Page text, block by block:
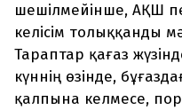
шешілмейінше, АҚШ
келісім толыққанды
Тараптар қағаз
күннің өзінде,
қалпына келмесе,